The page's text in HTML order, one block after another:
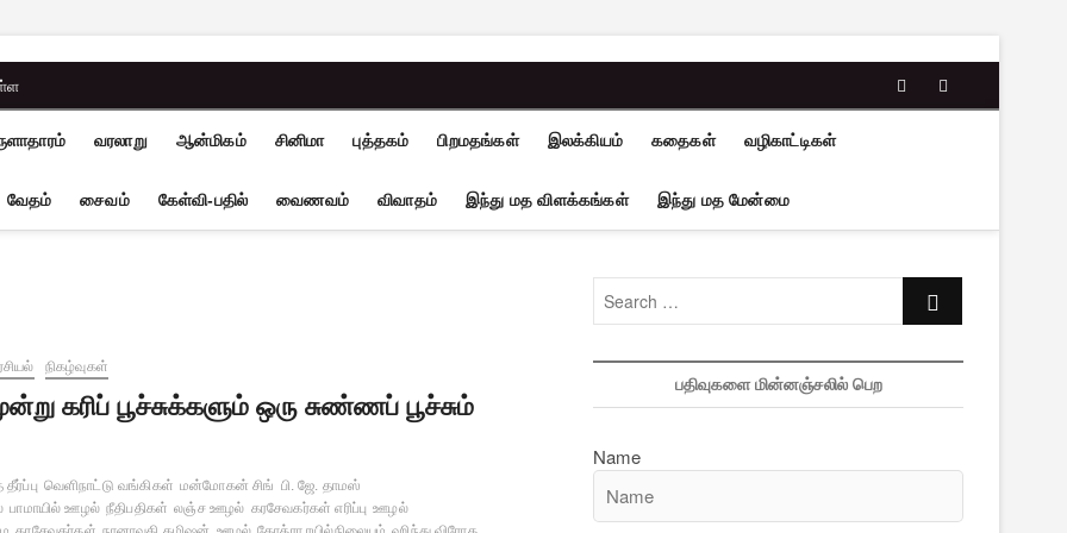
facebooktwitter
வரலாறு ஆன்மிகம் சினிமா புத்தகம் பிறமதங்கள் இலக்கியம் கதைகள் வழிகாட்டிகள்
வேதம் சைவம் கேள்வி-பதில் வைணவம் விவாதம் இந்து மத விளக்கங்கள் இந்து மத மேன்மை
நிகழ்வுகள்
கரிப் பூச்சுக்களும் ஒரு சுண்ணப் பூச்சும்
வெளிநாட்டு வங்கிகள் மன்மோகன் சிங் பி. ஜே. தாமஸ்
பாமாயில் ஊழல் நீதிபதிகள் லஞ்ச ஊழல் கரசேவகர்கள் எரிப்பு ஊழல்
பதிவுகளை மின்னஞ்சலில் பெற
Name